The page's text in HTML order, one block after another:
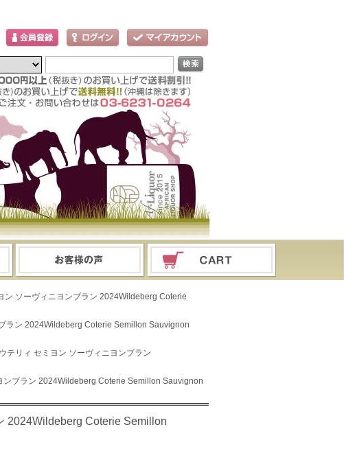
ン ソーヴィニヨンブラン 2024Wildeberg Coterie
ラン 2024Wildeberg Coterie Semillon Sauvignon
テリィ セミヨン ソーヴィニヨンブラン
ンブラン 2024Wildeberg Coterie Semillon Sauvignon
2024Wildeberg Coterie Semillon